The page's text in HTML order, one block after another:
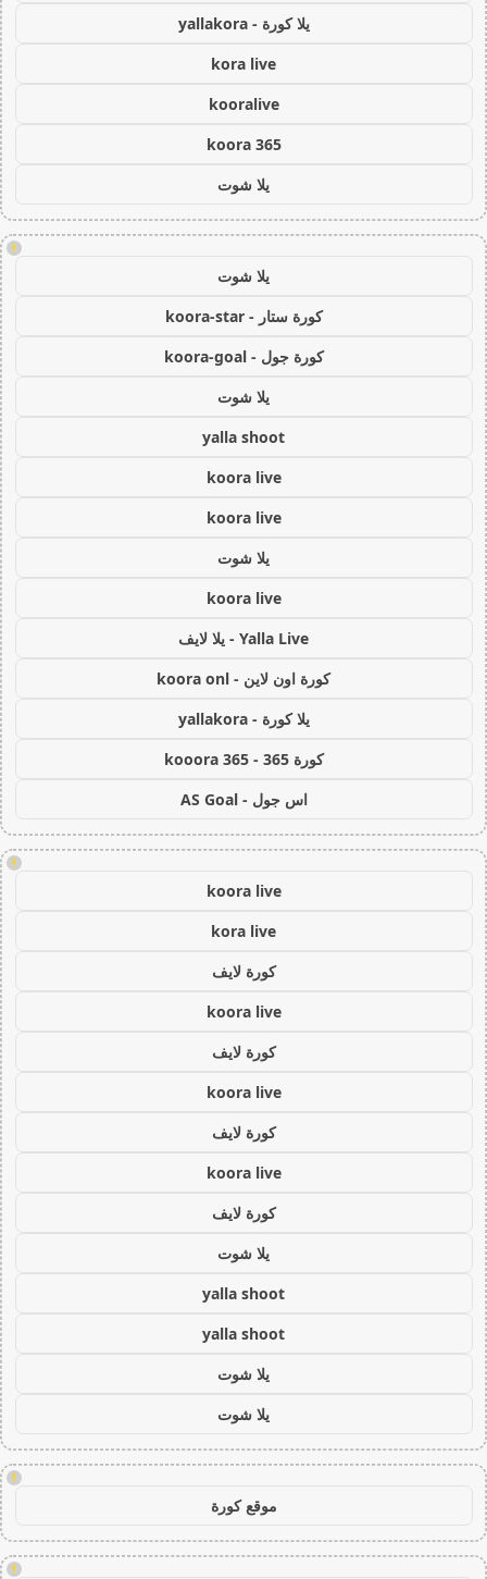
يلا كورة - yallakora
kora live
kooralive
koora 365
يلا شوت
!
يلا شوت
كورة ستار - koora-star
كورة جول - koora-goal
يلا شوت
yalla shoot
koora live
koora live
يلا شوت
koora live
Yalla Live - يلا لايف
كورة اون لاين - koora onl
يلا كورة - yallakora
كورة 365 - kooora 365
اس جول - AS Goal
!
koora live
kora live
كورة لايف
koora live
كورة لايف
koora live
كورة لايف
koora live
كورة لايف
يلا شوت
yalla shoot
yalla shoot
يلا شوت
يلا شوت
!
موقع كورة
!